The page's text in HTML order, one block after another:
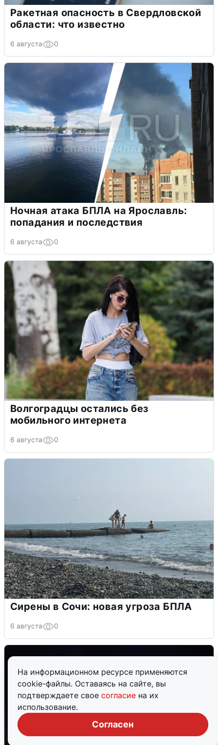
На информационном ресурсе применяются
cookie-файлы. Оставаясь на сайте, вы
подтверждаете свое согласие на их
использование.
Согласен
Ракетная опасность в Свердловской
области: что известно
6 августа 0
Ночная атака БПЛА на Ярославль:
попадания и последствия
6 августа 0
Волгоградцы остались без
мобильного интернета
6 августа 0
Сирены в Сочи: новая угроза БПЛА
6 августа 0